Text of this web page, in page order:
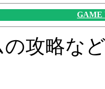
GAME
攻略な